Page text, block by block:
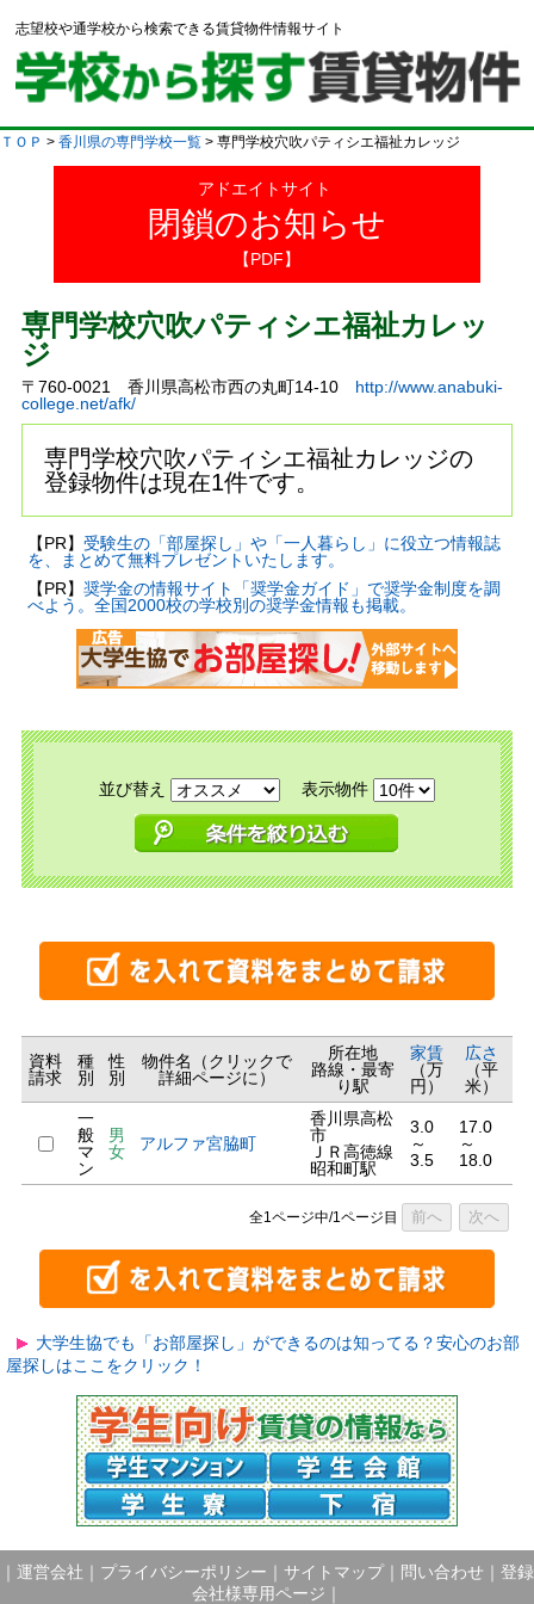
志望校や通学校から検索できる賃貸物件情報サイト
ＴＯＰ > 香川県の専門学校一覧 > 専門学校穴吹パティシエ福祉カレッジ
アドエイトサイト
閉鎖のお知らせ
【PDF】
専門学校穴吹パティシエ福祉カレッ
ジ
〒760-0021 香川県高松市西の丸町14-10 http://www.anabuki-
college.net/afk/
専門学校穴吹パティシエ福祉カレッジの
登録物件は現在1件です。
【PR】 受験生の「部屋探し」や「一人暮らし」に役立つ情報誌
を、まとめて無料プレゼントいたします。
【PR】 奨学金の情報サイト「奨学金ガイド」で奨学金制度を調
べよう。全国2000校の学校別の奨学金情報も掲載。
並び替え 表示物件
資料
請求
種
別
性
別
物件名（クリックで
詳細ページに）
所在地
路線・最寄
り駅
家賃
（万
円）
広さ
（平
米）
一
般
マ
ン
男
女
アルファ宮脇町
香川県高松
市
ＪＲ高徳線
昭和町駅
3.0
～
3.5
17.0
～
18.0
全1ページ中/1ページ目 前へ 次へ
大学生協でも「お部屋探し」ができるのは知ってる？安心のお部
屋探しはここをクリック！
運営会社 プライバシーポリシー サイトマップ｜ 問い合わせ
登録
会社様専用ページ